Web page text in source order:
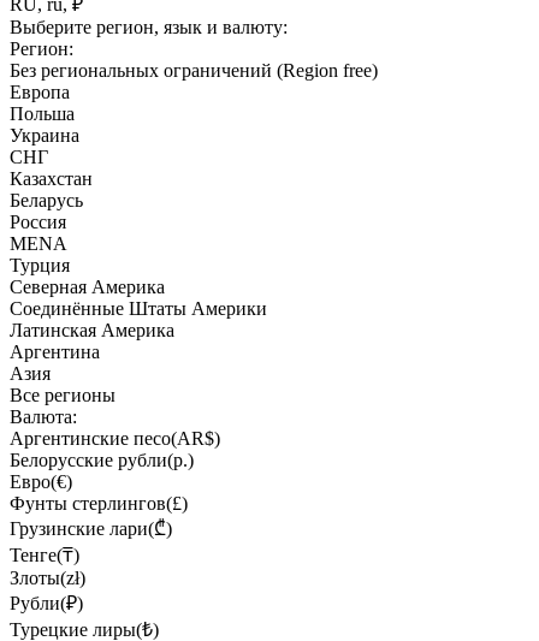
RU, ru, ₽
Выберите регион, язык и валюту:
Регион:
Без региональных ограничений (Region free)
Европа
Польша
Украина
СНГ
Казахстан
Беларусь
Россия
MENA
Турция
Северная Америка
Соединённые Штаты Америки
Латинская Америка
Аргентина
Азия
Все регионы
Валюта:
Аргентинские песо(AR$)
Белорусские рубли(р.)
Евро(€)
Фунты стерлингов(£)
Грузинские лари(₾)
Тенге(₸)
Злоты(zł)
Рубли(₽)
Турецкие лиры(₺)